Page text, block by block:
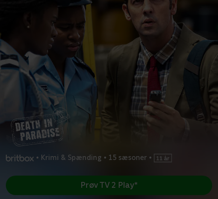
• Krimi & Spænding • 15 sæsoner •
Prøv TV 2 Play*